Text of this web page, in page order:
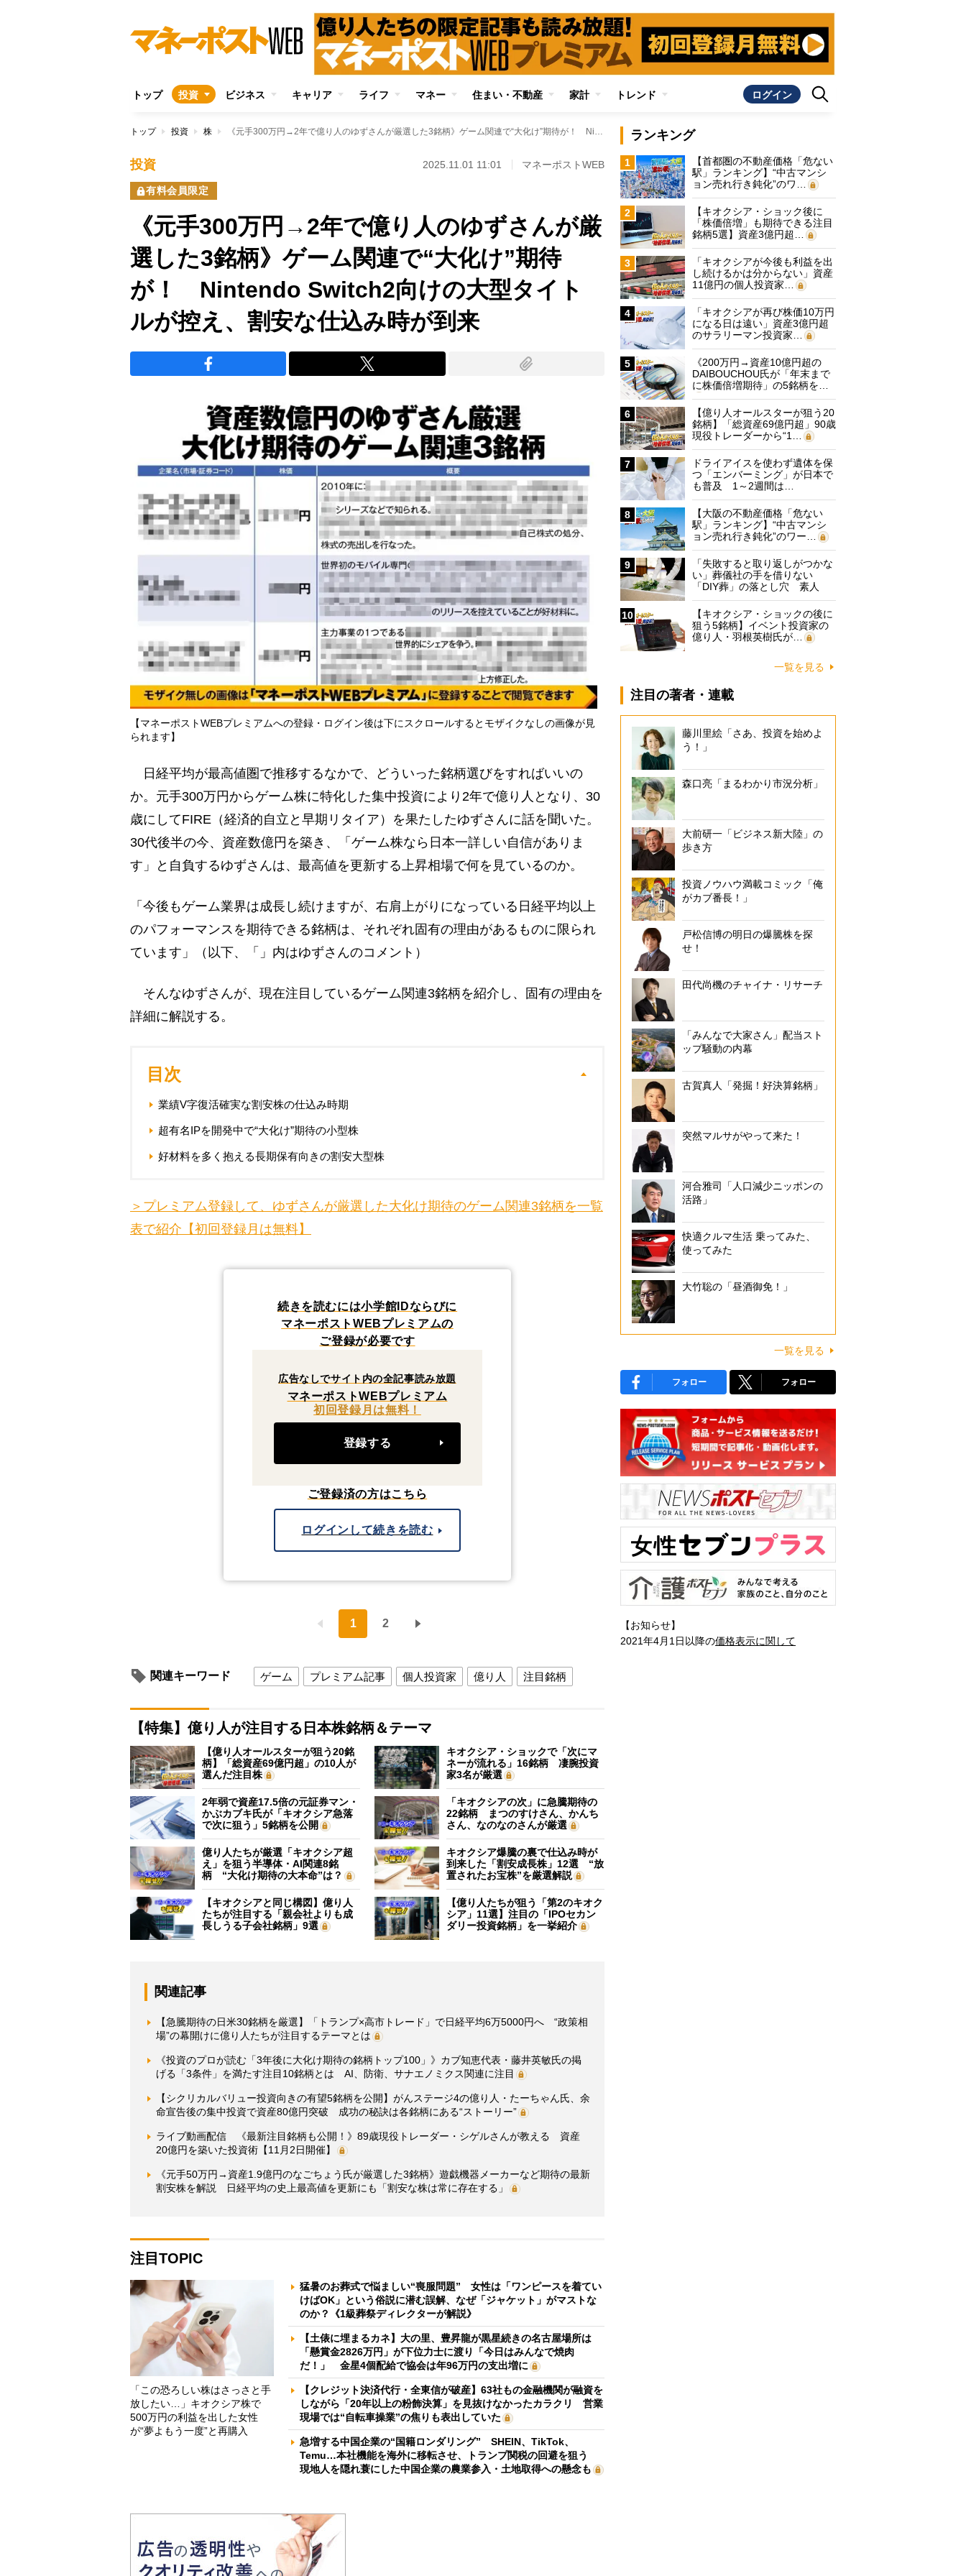
トップ 投資 ビジネス キャリア ライフ マネー 住まい・不動産 家計 トレンド ログイン
トップ 投資 株 《元手300万円→2年で億り人のゆずさんが厳選した3銘柄》ゲーム関連で“大化け”期待が！ Nintendo Switch2向けの大型タイトルが控え、割安な仕込み時が到来
投資 2025.11.01 11:01 マネーポストWEB
有料会員限定
《元手300万円→2年で億り人のゆずさんが厳
選した3銘柄》ゲーム関連で“大化け”期待
が！ Nintendo Switch2向けの大型タイト
ルが控え、割安な仕込み時が到来
【マネーポストWEBプレミアムへの登録・ログイン後は下にスクロールするとモザイクなしの画像が見
られます】
日経平均が最高値圏で推移するなかで、どういった銘柄選びをすればいいの
か。元手300万円からゲーム株に特化した集中投資により2年で億り人となり、30
歳にしてFIRE（経済的自立と早期リタイア）を果たしたゆずさんに話を聞いた。
30代後半の今、資産数億円を築き、「ゲーム株なら日本一詳しい自信がありま
す」と自負するゆずさんは、最高値を更新する上昇相場で何を見ているのか。
「今後もゲーム業界は成長し続けますが、右肩上がりになっている日経平均以上
のパフォーマンスを期待できる銘柄は、それぞれ固有の理由があるものに限られ
ています」（以下、「」内はゆずさんのコメント）
そんなゆずさんが、現在注目しているゲーム関連3銘柄を紹介し、固有の理由を
詳細に解説する。
目次
業績V字復活確実な割安株の仕込み時期
超有名IPを開発中で“大化け”期待の小型株
好材料を多く抱える長期保有向きの割安大型株
＞プレミアム登録して、ゆずさんが厳選した大化け期待のゲーム関連3銘柄を一覧
表で紹介【初回登録月は無料】
続きを読むには小学館IDならびに
マネーポストWEBプレミアムの
ご登録が必要です
広告なしでサイト内の全記事読み放題
マネーポストWEBプレミアム
初回登録月は無料！
登録する
ご登録済の方はこちら
ログインして続きを読む
1 2
関連キーワード ゲーム プレミアム記事 個人投資家 億り人 注目銘柄
【特集】億り人が注目する日本株銘柄＆テーマ
【億り人オールスターが狙う20銘
柄】「総資産69億円超」の10人が
選んだ注目株
キオクシア・ショックで「次にマ
ネーが流れる」16銘柄 凄腕投資
家3名が厳選
2年弱で資産17.5倍の元証券マン・
かぶカブキ氏が「キオクシア急落
で次に狙う」5銘柄を公開
「キオクシアの次」に急騰期待の
22銘柄 まつのすけさん、かんち
さん、なのなのさんが厳選
億り人たちが厳選「キオクシア超
え」を狙う半導体・AI関連8銘
柄 “大化け期待の大本命”は？
キオクシア爆騰の裏で仕込み時が
到来した「割安成長株」12選 “放
置されたお宝株”を厳選解説
【キオクシアと同じ構図】億り人
たちが注目する「親会社よりも成
長しうる子会社銘柄」9選
【億り人たちが狙う「第2のキオク
シア」11選】注目の「IPOセカン
ダリー投資銘柄」を一挙紹介
関連記事
【急騰期待の日米30銘柄を厳選】「トランプ×高市トレード」で日経平均6万5000円へ “政策相
場”の幕開けに億り人たちが注目するテーマとは
《投資のプロが読む「3年後に大化け期待の銘柄トップ100」》カブ知恵代表・藤井英敏氏の掲
げる「3条件」を満たす注目10銘柄とは AI、防衛、サナエノミクス関連に注目
【シクリカルバリュー投資向きの有望5銘柄を公開】がんステージ4の億り人・たーちゃん氏、余
命宣告後の集中投資で資産80億円突破 成功の秘訣は各銘柄にある“ストーリー”
ライブ動画配信 《最新注目銘柄も公開！》89歳現役トレーダー・シゲルさんが教える 資産
20億円を築いた投資術【11月2日開催】
《元手50万円→資産1.9億円のなごちょう氏が厳選した3銘柄》遊戯機器メーカーなど期待の最新
割安株を解説 日経平均の史上最高値を更新にも「割安な株は常に存在する」
注目TOPIC
「この恐ろしい株はさっさと手
放したい…」キオクシア株で
500万円の利益を出した女性
が“夢よもう一度”と再購入
猛暑のお葬式で悩ましい“喪服問題” 女性は「ワンピースを着てい
けばOK」という俗説に潜む誤解、なぜ「ジャケット」がマストな
のか？《1級葬祭ディレクターが解説》
【土俵に埋まるカネ】大の里、豊昇龍が黒星続きの名古屋場所は
「懸賞金2826万円」が下位力士に渡り「今日はみんなで焼肉
だ！」 金星4個配給で協会は年96万円の支出増に
【クレジット決済代行・全東信が破産】63社もの金融機関が融資を
しながら「20年以上の粉飾決算」を見抜けなかったカラクリ 営業
現場では“自転車操業”の焦りも表出していた
急増する中国企業の“国籍ロンダリング” SHEIN、TikTok、
Temu…本社機能を海外に移転させ、トランプ関税の回避を狙う
現地人を隠れ蓑にした中国企業の農業参入・土地取得への懸念も
ランキング
1
【首都圏の不動産価格「危ない
駅」ランキング】“中古マンシ
ョン売れ行き鈍化”のワ…
2
【キオクシア・ショック後に
「株価倍増」も期待できる注目
銘柄5選】資産3億円超…
3
「キオクシアが今後も利益を出
し続けるかは分からない」資産
11億円の個人投資家…
4
「キオクシアが再び株価10万円
になる日は遠い」資産3億円超
のサラリーマン投資家…
5
《200万円→資産10億円超の
DAIBOUCHOU氏が「年末まで
に株価倍増期待」の5銘柄を…
6
【億り人オールスターが狙う20
銘柄】「総資産69億円超」90歳
現役トレーダーから“1…
7
ドライアイスを使わず遺体を保
つ「エンバーミング」が日本で
も普及 1～2週間は…
8
【大阪の不動産価格「危ない
駅」ランキング】“中古マンシ
ョン売れ行き鈍化”のワー…
9
「失敗すると取り返しがつかな
い」葬儀社の手を借りない
「DIY葬」の落とし穴 素人
に…
10
【キオクシア・ショックの後に
狙う5銘柄】イベント投資家の
億り人・羽根英樹氏が…
一覧を見る
注目の著者・連載
藤川里絵「さあ、投資を始めよ
う！」
森口亮「まるわかり市況分析」
大前研一「ビジネス新大陸」の
歩き方
投資ノウハウ満載コミック「俺
がカブ番長！」
戸松信博の明日の爆騰株を探
せ！
田代尚機のチャイナ・リサーチ
「みんなで大家さん」配当スト
ップ騒動の内幕
古賀真人「発掘！好決算銘柄」
突然マルサがやって来た！
河合雅司「人口減少ニッポンの
活路」
快適クルマ生活 乗ってみた、
使ってみた
大竹聡の「昼酒御免！」
一覧を見る
フォロー フォロー
【お知らせ】
2021年4月1日以降の価格表示に関して